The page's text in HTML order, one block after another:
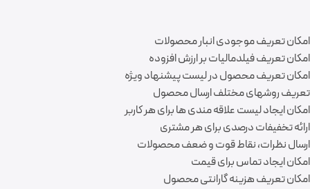
امکان تعریف موجودی انبار محصولات
امکان تعریف فیلدمالیات بر ارزش افزوده
امکان تعریف محصول در لیست پیشنهاد ویژه
تعریف روشهای مختلف ارسال محصول
امکان ایجاد لیست علاقه مندی ها برای هر کاربر
ارائه تخفیفات درصدی برای هر مشتری
ارسال نظرات، نقاط قوت و ضعف محصولات
امکان ایجاد تماس برای قیمت
امکان تعریف هزینه گارانتی محصول